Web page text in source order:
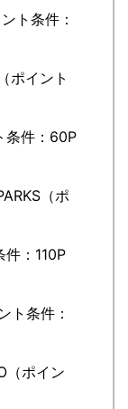
ト条件：
ポイント
条件：60P
（ポ
件：110P
ト条件：
（ポイン